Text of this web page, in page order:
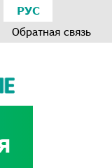
РУС
Обратная связь